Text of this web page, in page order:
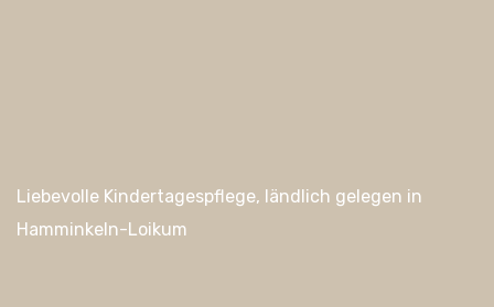
Liebevolle Kindertagespflege, ländlich gelegen in
Hamminkeln-Loikum